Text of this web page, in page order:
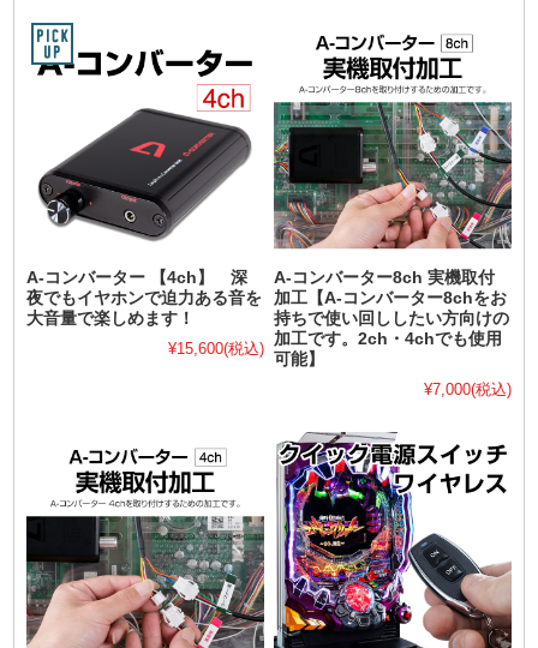
A-コンバーター 【4ch】 深
夜でもイヤホンで迫力ある音を
大音量で楽しめます！
¥15,600(税込)
A-コンバーター8ch 実機取付
加工【A-コンバーター8chをお
持ちで使い回ししたい方向けの
加工です。2ch・4chでも使用
可能】
¥7,000(税込)